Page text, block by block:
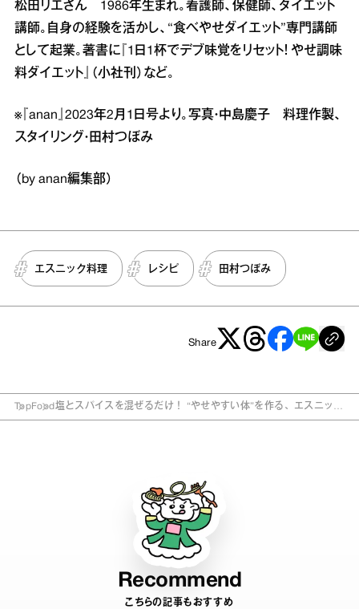
松田リエさん 1986年生まれ。看護師、保健師、ダイエット
講師。自身の経験を活かし、“食べやせダイエット”専門講師
として起業。著書に『1日1杯でデブ味覚をリセット！ やせ調味
料ダイエット』（小社刊）など。
※『anan』2023年2月1日号より。写真・中島慶子 料理作製、
スタイリング・田村つぼみ
（by anan編集部）
エスニック料理 レシピ 田村つぼみ
Share
TopFood塩とスパイスを混ぜるだけ！ “やせやすい体”を作る、エスニック
Recommend
こちらの記事もおすすめ